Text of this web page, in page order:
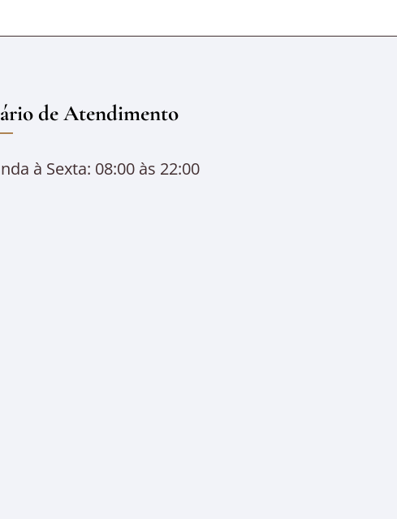
de Atendimento
à Sexta: 08:00 às 22:00